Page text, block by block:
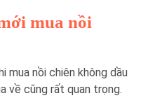
mua nồi
mua nồi chiên không dầu
về cũng rất quan trọng.